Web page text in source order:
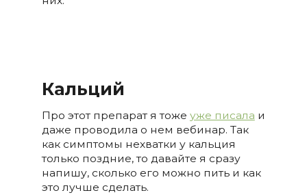
Кальций
Про этот препарат я тоже уже писала и
даже проводила о нем вебинар. Так
как симптомы нехватки у кальция
только поздние, то давайте я сразу
напишу, сколько его можно пить и как
это лучше сделать.